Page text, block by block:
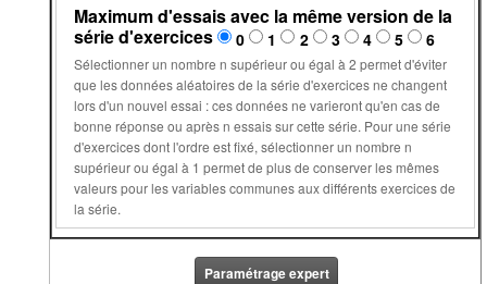
Maximum d'essais avec la même version de la
série d'exercices
0 1 2 3 4 5 6
Sélectionner un nombre n supérieur ou égal à 2 permet d'éviter
que les données aléatoires de la série d'exercices ne changent
lors d'un nouvel essai : ces données ne varieront qu'en cas de
bonne réponse ou après n essais sur cette série. Pour une série
d'exercices dont l'ordre est fixé, sélectionner un nombre n
supérieur ou égal à 1 permet de plus de conserver les mêmes
valeurs pour les variables communes aux différents exercices de
la série.
Paramétrage expert